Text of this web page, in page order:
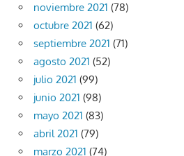
noviembre 2021 (78)
octubre 2021 (62)
septiembre 2021 (71)
agosto 2021 (52)
julio 2021 (99)
junio 2021 (98)
mayo 2021 (83)
abril 2021 (79)
marzo 2021 (74)